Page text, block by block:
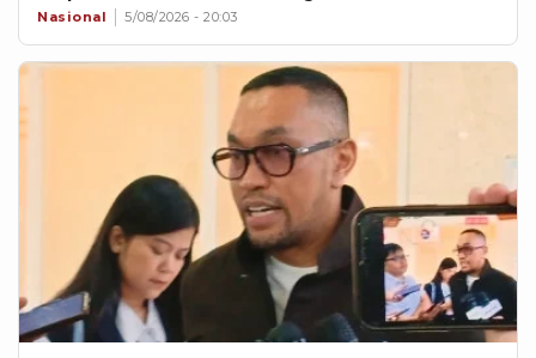
Nasional 5/08/2026 - 20:03